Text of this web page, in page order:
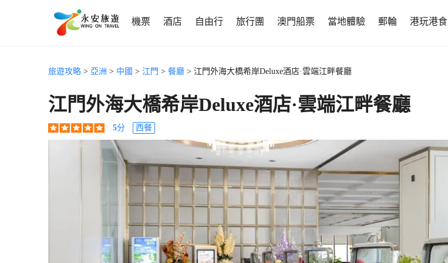
機票 酒店 自由行 旅行團 澳門船票 當地體驗 郵輪 港玩港食
旅遊攻略 > 亞洲 > 中國 > 江門 > 餐廳 > 江門外海大橋希岸Deluxe酒店·雲端江畔餐廳
江門外海大橋希岸Deluxe酒店·雲端江畔餐廳
5分 西餐